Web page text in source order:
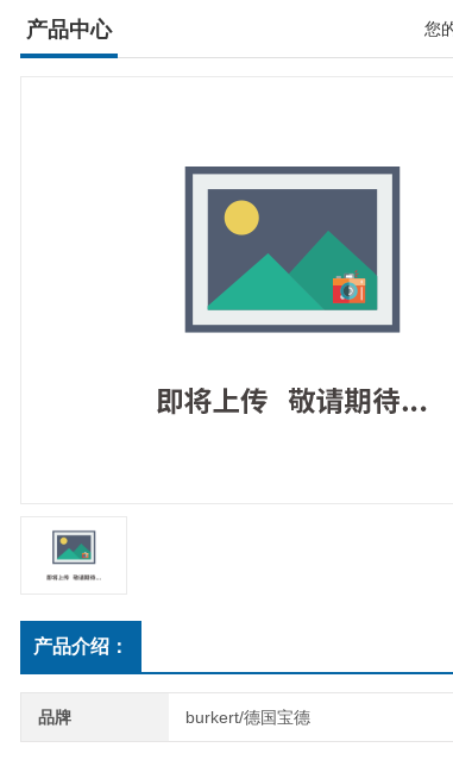
产品中心 您
产品介绍：
品牌 burkert/德国宝德